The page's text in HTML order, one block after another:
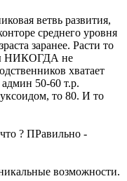
ветвь развития,
среднего уровня
заранее. Расти то
НИКОГДА не
хватает
50-60 т.р.
то 80. И то
? ПРавильно -
возможности.